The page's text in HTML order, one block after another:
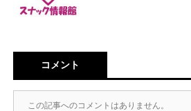
コメント
この記事へのコメントはありません。